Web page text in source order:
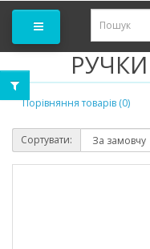
Порівняння товарів (0)
Сортувати: